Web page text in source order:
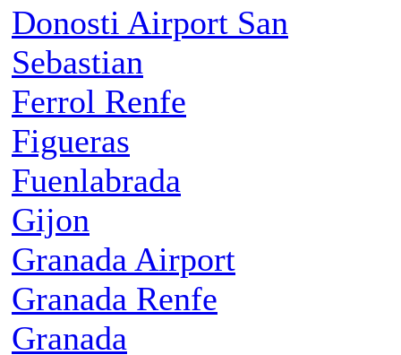
Donosti Airport San
Sebastian
Ferrol Renfe
Figueras
Fuenlabrada
Gijon
Granada Airport
Granada Renfe
Granada